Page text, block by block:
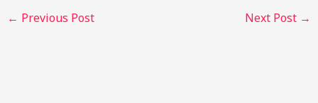
← Previous Post Next Post →